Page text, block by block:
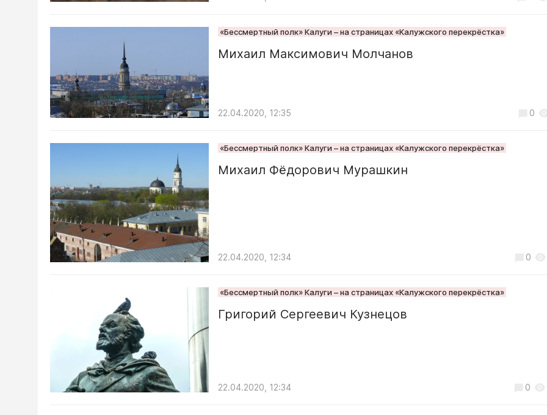
«Бессмертный полк» Калуги – на страницах «Калужского перекрёстка»
Михаил Максимович Молчанов
22.04.2020, 12:35 0
«Бессмертный полк» Калуги – на страницах «Калужского перекрёстка»
Михаил Фёдорович Мурашкин
22.04.2020, 12:34 0
«Бессмертный полк» Калуги – на страницах «Калужского перекрёстка»
Григорий Сергеевич Кузнецов
22.04.2020, 12:34 0